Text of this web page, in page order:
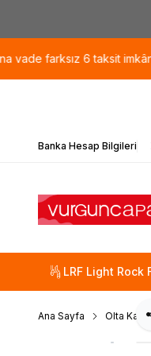
farksız 6 taksit imkânı!
Banka Hesap Bilgileri
LRF Light Rock
Ana Sayfa Olta